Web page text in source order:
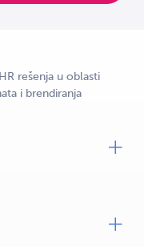
rešenja u oblasti
i brendiranja